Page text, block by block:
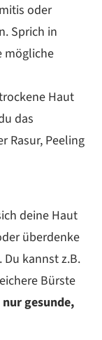
oder
Sprich in
mögliche
Haut
das
Rasur, Peeling
deine Haut
überdenke
kannst z.B.
Bürste
nur gesunde,